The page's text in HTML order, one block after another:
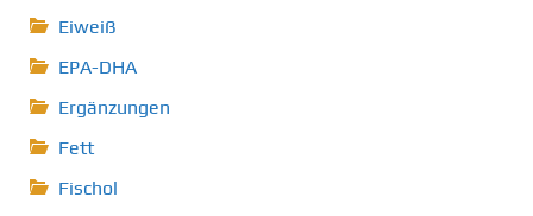
Eiweiß
EPA-DHA
Ergänzungen
Fett
Fischol